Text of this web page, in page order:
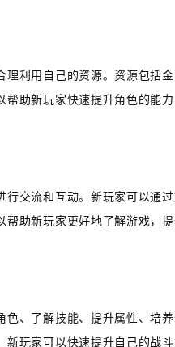
利用自己的资源。资源包括
助新玩家快速提升角色的能
交流和互动。新玩家可以通
助新玩家更好地了解游戏，提
、了解技能、提升属性、培
玩家可以快速提升自己的战